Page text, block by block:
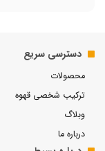
دسترسی سریع
محصولات
ترکیب شخصی قهوه
وبلاگ
درباره ما